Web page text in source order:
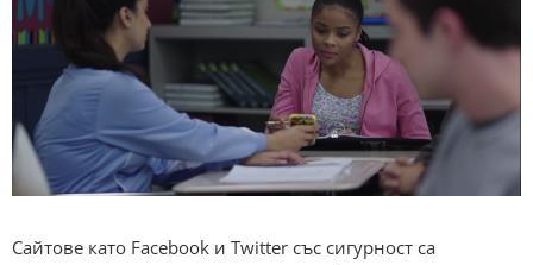
Сайтове като Facebook и Twitter със сигурност са